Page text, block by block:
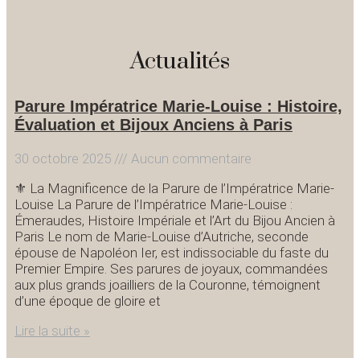
Actualités
Parure Impératrice Marie-Louise : Histoire,
Évaluation et Bijoux Anciens à Paris
30 octobre 2025
Aucun commentaire
⚜️ La Magnificence de la Parure de l’Impératrice Marie-
Louise La Parure de l’Impératrice Marie-Louise :
Émeraudes, Histoire Impériale et l’Art du Bijou Ancien à
Paris Le nom de Marie-Louise d’Autriche, seconde
épouse de Napoléon Ier, est indissociable du faste du
Premier Empire. Ses parures de joyaux, commandées
aux plus grands joailliers de la Couronne, témoignent
d’une époque de gloire et
Lire la suite »